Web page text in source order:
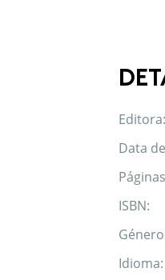
Editora:
Data
ISBN:
Idioma: